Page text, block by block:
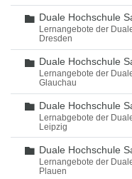
Ordner
Duale Hochschule
Lernangebote der
Dresden
Ordner
Duale Hochschule
Lernangebote der
Glauchau
Ordner
Duale Hochschule
Lernabgebote der
Leipzig
Ordner
Duale Hochschule
Lernangebote der
Plauen